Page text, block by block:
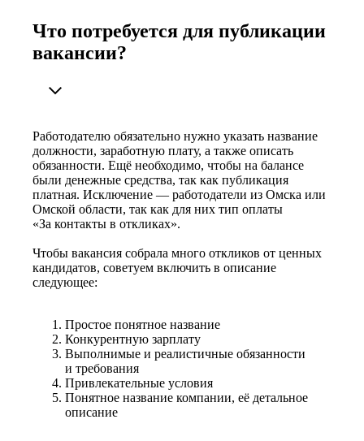
Что потребуется для публикации
вакансии?
Работодателю обязательно нужно указать название
должности, заработную плату, а также описать
обязанности. Ещё необходимо, чтобы на балансе
были денежные средства, так как публикация
платная. Исключение — работодатели из Омска или
Омской области, так как для них тип оплаты
«За контакты в откликах».
Чтобы вакансия собрала много откликов от ценных
кандидатов, советуем включить в описание
следующее:
Простое понятное название
Конкурентную зарплату
Выполнимые и реалистичные обязанности
и требования
Привлекательные условия
Понятное название компании, её детальное
описание